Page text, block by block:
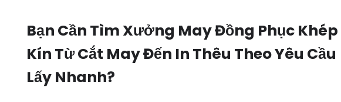
Bạn Cần Tìm Xưởng May Đồng Phục Khép
Kín Từ Cắt May Đến In Thêu Theo Yêu Cầu
Lấy Nhanh?